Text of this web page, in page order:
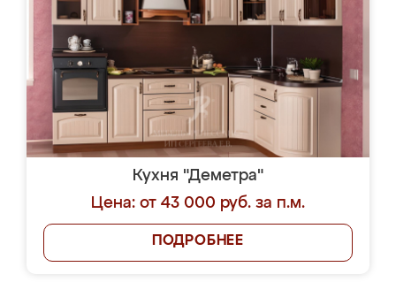
Кухня "Деметра"
Цена: от 43 000 руб. за п.м.
ПОДРОБНЕЕ